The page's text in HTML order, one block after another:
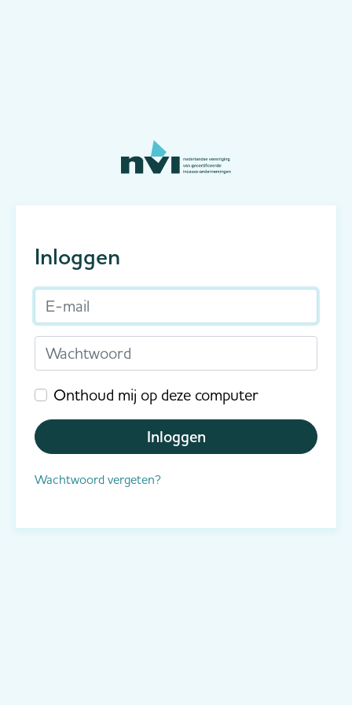
Inloggen
E-mail
Wachtwoord
Onthoud mij op deze computer
Inloggen
Wachtwoord vergeten?